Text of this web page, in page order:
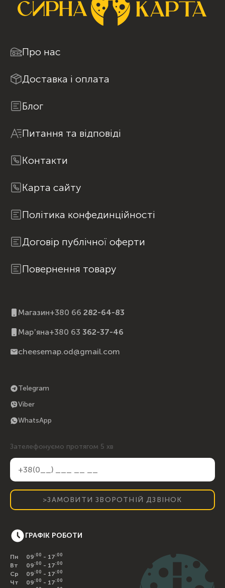
Про нас
Доставка і оплата
Блог
Питання та відповіді
Контакти
Карта сайту
Політика конфединційності
Договір публічної оферти
Повернення товару
Telegram
Viber
WhatsApp
Зателефонуємо протягом 5 хв
>ЗАМОВИТИ ЗВОРОТНІЙ ДЗВІНОК
ГРАФІК РОБОТИ
Пн 09 :00 - 17 :00
Вт 09 :00 - 17 :00
Ср 09 :00 - 17 :00
Чт 09 :00 - 17 :00
Магазин+380 66 282-64-83
Марʼяна+380 63 362-37-46
cheesemap.od@gmail.com